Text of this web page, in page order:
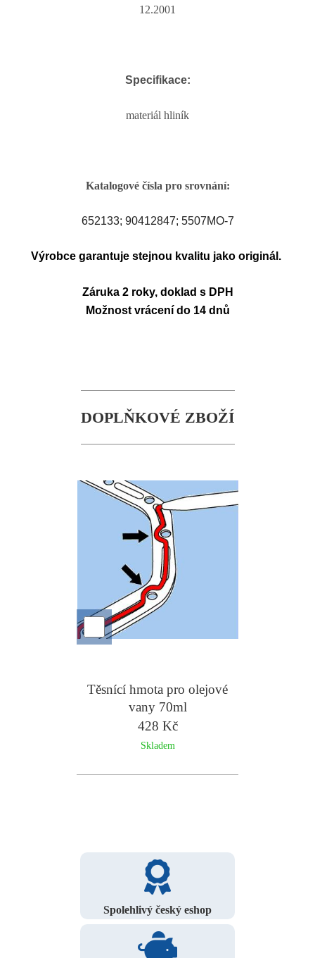
12.2001
Specifikace:
materiál hliník
Katalogové čísla pro srovnání:
652133; 90412847; 5507MO-7
Výrobce garantuje stejnou kvalitu jako originál.
Záruka 2 roky, doklad s DPH
Možnost vrácení do 14 dnů
DOPLŇKOVÉ ZBOŽÍ
Těsnící hmota pro olejové
vany 70ml
428 Kč
Skladem
Spolehlivý český eshop